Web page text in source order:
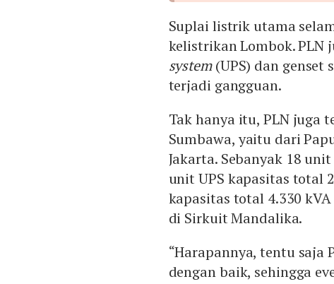
Suplai listrik utama
kelistrikan Lombok. PLN
system(UPS) dan genset
terjadi gangguan.
Tak hanya itu, PLN juga
Sumbawa, yaitu dari
Jakarta. Sebanyak 18
unit UPS kapasitas total
kapasitas total 4.330
di Sirkuit Mandalika.
“Harapannya, tentu saja
dengan baik, sehingga